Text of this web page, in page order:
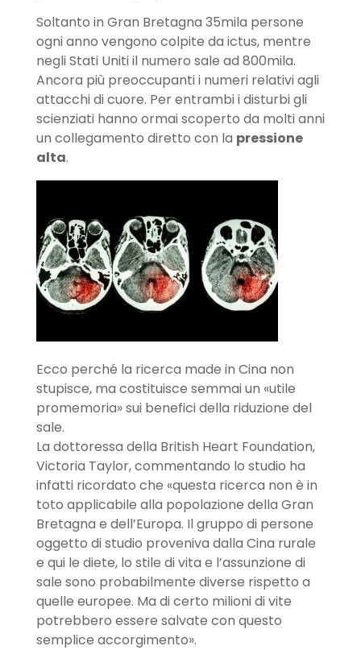
Soltanto in Gran Bretagna 35mila persone
ogni anno vengono colpite da ictus, mentre
negli Stati Uniti il numero sale ad 800mila.
Ancora più preoccupanti i numeri relativi agli
attacchi di cuore. Per entrambi i disturbi gli
scienziati hanno ormai scoperto da molti anni
un collegamento diretto con la pressione
alta.
Ecco perché la ricerca made in Cina non
stupisce, ma costituisce semmai un «utile
promemoria» sui benefici della riduzione del
sale.
La dottoressa della British Heart Foundation,
Victoria Taylor, commentando lo studio ha
infatti ricordato che «questa ricerca non è in
toto applicabile alla popolazione della Gran
Bretagna e dell’Europa. Il gruppo di persone
oggetto di studio proveniva dalla Cina rurale
e qui le diete, lo stile di vita e l’assunzione di
sale sono probabilmente diverse rispetto a
quelle europee. Ma di certo milioni di vite
potrebbero essere salvate con questo
semplice accorgimento».